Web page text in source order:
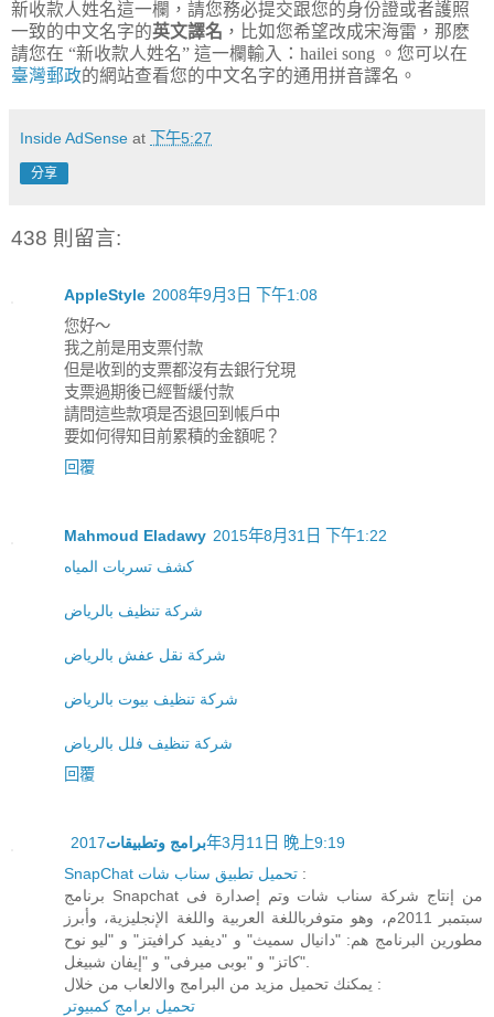
新收款人姓名這一欄，請您務必提交跟您的身份證或者護照
一致的中文名字的英文譯名 ，比如您希望改成宋海雷，那麽
請您在 “新收款人姓名” 這一欄輸入：hailei song 。您可以在
臺灣郵政的網站查看您的中文名字的通用拼音譯名。
Inside AdSense at 下午5:27
分享
438 則留言:
AppleStyle 2008年9月3日 下午1:08
您好～
我之前是用支票付款
但是收到的支票都沒有去銀行兌現
支票過期後已經暫緩付款
請問這些款項是否退回到帳戶中
要如何得知目前累積的金額呢？
回覆
Mahmoud Eladawy 2015年8月31日 下午1:22
كشف تسربات المياه
شركة تنظيف بالرياض
شركة نقل عفش بالرياض
شركة تنظيف بيوت بالرياض
شركة تنظيف فلل بالرياض
回覆
برامج وتطبيقات2017年3月11日 晚上9:19
SnapChat تحميل تطبيق سناب شات :
برنامج Snapchat من إنتاج شركة سناب شات وتم إصدارة فى
سبتمبر 2011م، وهو متوفرباللغة العربية واللغة الإنجليزية، وأبرز
مطورين البرنامج هم: "دانيال سميث" و "ديفيد كرافيتز" و "ليو نوح
كاتز" و "بوبى ميرفى" و "إيفان شبيغل".
يمكنك تحميل مزيد من البرامج والالعاب من خلال :
تحميل برامج كمبيوتر